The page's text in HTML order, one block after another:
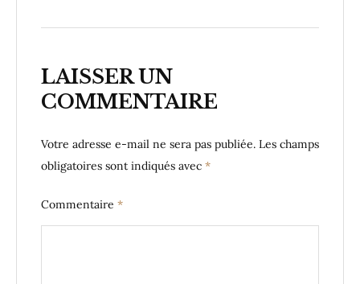
LAISSER UN
COMMENTAIRE
Votre adresse e-mail ne sera pas publiée. Les champs
obligatoires sont indiqués avec *
Commentaire *